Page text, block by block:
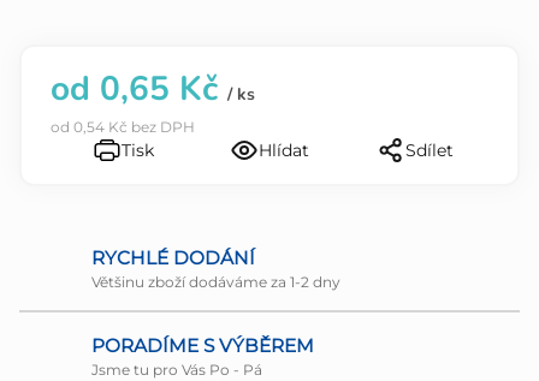
od 0,65 Kč / ks
od 0,54 Kč bez DPH
Tisk Hlídat Sdílet
RYCHLÉ DODÁNÍ
Většinu zboží dodáváme za 1-2 dny
PORADÍME S VÝBĚREM
Jsme tu pro Vás Po - Pá